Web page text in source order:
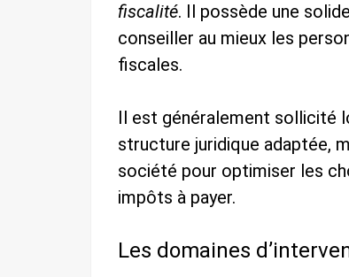
fiscalité. Il possède une
conseiller au mieux les
fiscales.
Il est généralement sollicité
structure juridique adaptée,
société pour optimiser les
impôts à payer.
Les domaines